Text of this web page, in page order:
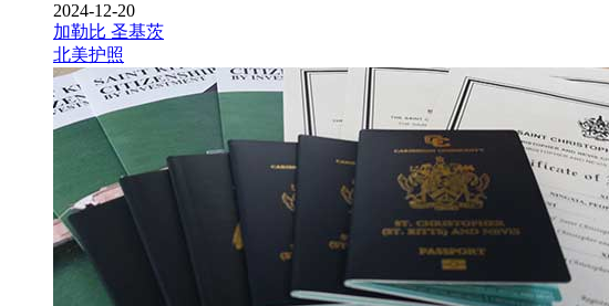
2024-12-20
加勒比 圣基茨
北美护照